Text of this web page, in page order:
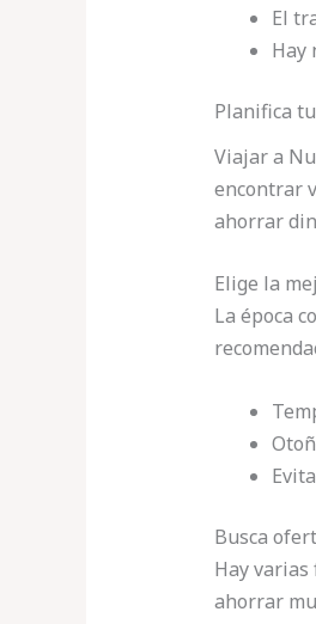
El
Hay
Planifica
Viajar a
encontrar
ahorrar
Elige la
La época
Busca
Hay
ahorrar